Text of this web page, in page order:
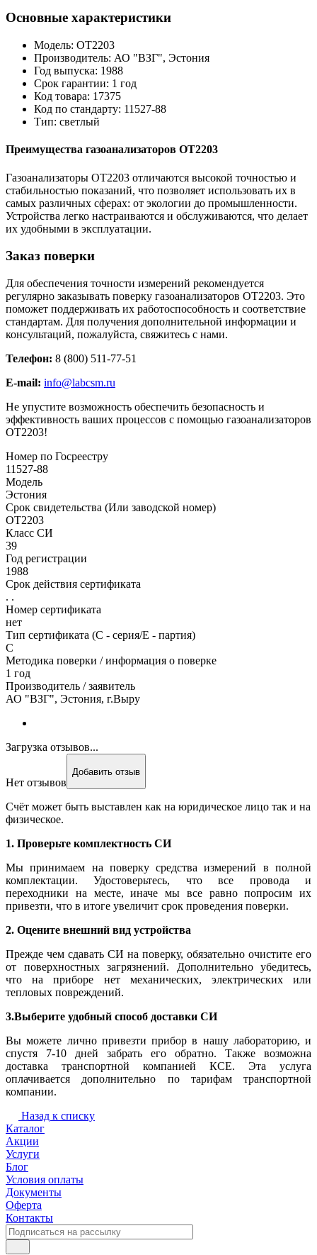
Основные характеристики
Модель: ОТ2203
Производитель: АО "ВЗГ", Эстония
Год выпуска: 1988
Срок гарантии: 1 год
Код товара: 17375
Код по стандарту: 11527-88
Тип: светлый
Преимущества газоанализаторов ОТ2203
Газоанализаторы ОТ2203 отличаются высокой точностью и
стабильностью показаний, что позволяет использовать их в
самых различных сферах: от экологии до промышленности.
Устройства легко настраиваются и обслуживаются, что делает
их удобными в эксплуатации.
Заказ поверки
Для обеспечения точности измерений рекомендуется
регулярно заказывать поверку газоанализаторов ОТ2203. Это
поможет поддерживать их работоспособность и соответствие
стандартам. Для получения дополнительной информации и
консультаций, пожалуйста, свяжитесь с нами.
Телефон: 8 (800) 511-77-51
E-mail: info@labcsm.ru
Не упустите возможность обеспечить безопасность и
эффективность ваших процессов с помощью газоанализаторов
ОТ2203!
Номер по Госреестру
11527-88
Модель
Эстония
Срок свидетельства (Или заводской номер)
ОТ2203
Класс СИ
39
Год регистрации
1988
Срок действия сертификата
. .
Номер сертификата
нет
Тип сертификата (C - серия/E - партия)
С
Методика поверки / информация о поверке
1 год
Производитель / заявитель
АО "ВЗГ", Эстония, г.Выру
Загрузка отзывов...
Нет отзывов
Добавить отзыв
Счёт может быть выставлен как на юридическое лицо так и на
физическое.
1. Проверьте комплектность СИ
Мы принимаем на поверку средства измерений в полной
комплектации. Удостоверьтесь, что все провода и
переходники на месте, иначе мы все равно попросим их
привезти, что в итоге увеличит срок проведения поверки.
2. Оцените внешний вид устройства
Прежде чем сдавать СИ на поверку, обязательно очистите его
от поверхностных загрязнений. Дополнительно убедитесь,
что на приборе нет механических, электрических или
тепловых повреждений.
3.Выберите удобный способ доставки СИ
Вы можете лично привезти прибор в нашу лабораторию, и
спустя 7-10 дней забрать его обратно. Также возможна
доставка транспортной компанией КСЕ. Эта услуга
оплачивается дополнительно по тарифам транспортной
компании.
Назад к списку
Каталог
Акции
Услуги
Блог
Условия оплаты
Документы
Оферта
Контакты